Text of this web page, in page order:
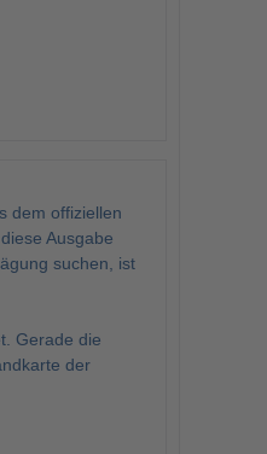
dem offiziellen
Ausgabe
suchen, ist
Gerade die
der